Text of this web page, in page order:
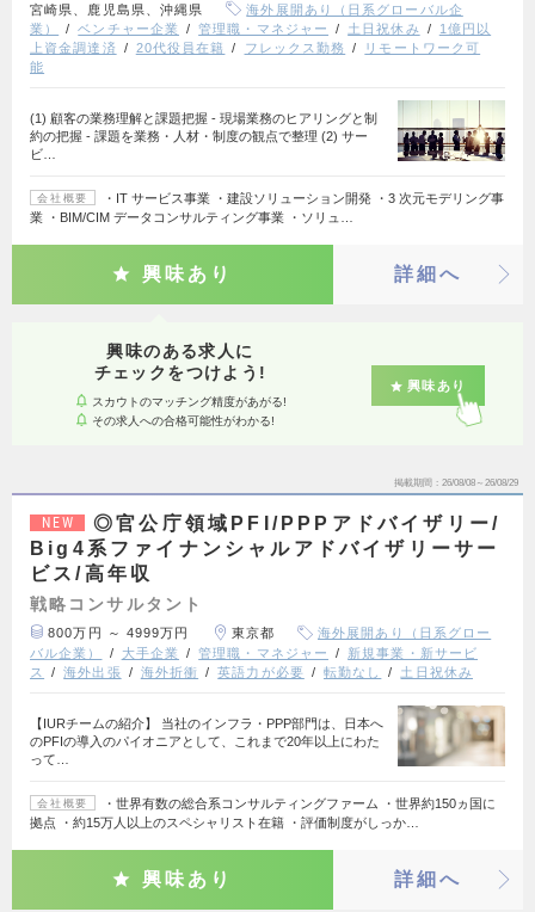
宮崎県、鹿児島県、沖縄県
海外展開あり（日系グローバル企
業）
ベンチャー企業 管理職・マネジャー 土日祝休み
1億円以
上資金調達済
20代役員在籍 フレックス勤務
リモートワーク可
能
(1) 顧客の業務理解と課題把握 - 現場業務のヒアリングと制
約の把握 - 課題を業務・人材・制度の観点で整理 (2) サー
ビ…
会社概要
・IT サービス事業 ・建設ソリューション開発 ・3 次元モデリング事
業 ・BIM/CIM データコンサルティング事業 ・ソリュ…
興味あり 詳細へ
興味のある求人に
チェックをつけよう!
スカウトのマッチング精度があがる!
その求人への合格可能性がわかる!
興味あり
掲載期間 26/08/08～26/08/29
NEW
◎官公庁領域PFI/PPPアドバイザリー/
Big4系ファイナンシャルアドバイザリーサー
ビス/高年収
戦略コンサルタント
800万円 ～ 4999万円 東京都
海外展開あり（日系グロー
バル企業）
大手企業 管理職・マネジャー
新規事業・新サービ
ス
海外出張 海外折衝 英語力が必要 転勤なし 土日祝休み
【IURチームの紹介】 当社のインフラ・PPP部門は、日本へ
のPFIの導入のパイオニアとして、これまで20年以上にわた
って…
会社概要
・世界有数の総合系コンサルティングファーム ・世界約150ヵ国に
拠点 ・約15万人以上のスペシャリスト在籍 ・評価制度がしっか…
興味あり 詳細へ